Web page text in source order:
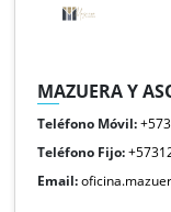
MAZUERA Y
Teléfono Móvil:
Teléfono Fijo:
Email: